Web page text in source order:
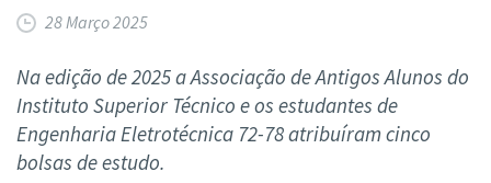
28 Março 2025
Na edição de 2025 a Associação de Antigos Alunos do
Instituto Superior Técnico e os estudantes de
Engenharia Eletrotécnica 72-78 atribuíram cinco
bolsas de estudo.